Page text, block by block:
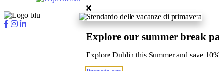
Explore our summer break
Explore Dublin this Summer and save